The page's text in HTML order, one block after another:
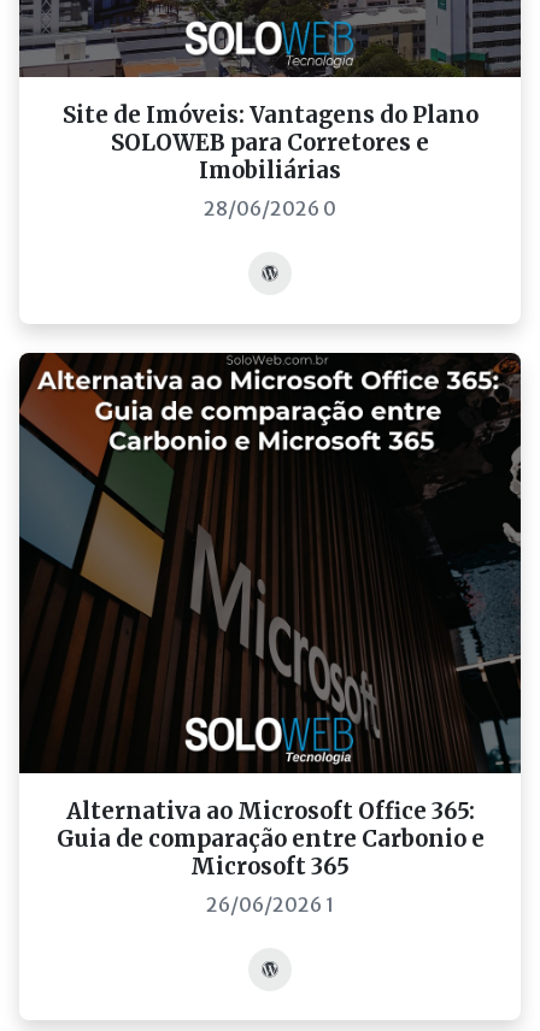
Site de Imóveis: Vantagens do Plano
SOLOWEB para Corretores e
Imobiliárias
28/06/2026 0
Acessar post
Alternativa ao Microsoft Office 365:
Guia de comparação entre Carbonio e
Microsoft 365
26/06/2026 1
Acessar post